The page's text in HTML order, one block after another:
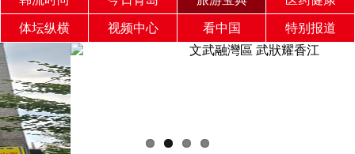
体坛纵横 视频中心 看中国 特别报道